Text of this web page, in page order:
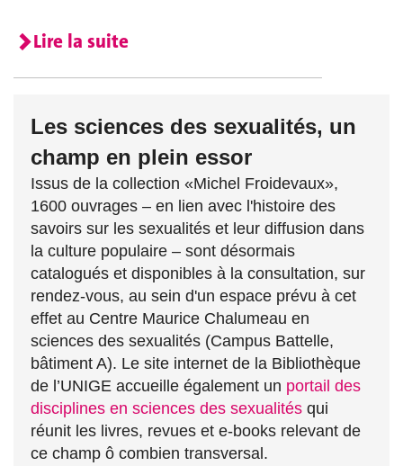
Lire la suite
Les sciences des sexualités, un
champ en plein essor
Issus de la collection «Michel Froidevaux»,
1600 ouvrages – en lien avec l'histoire des
savoirs sur les sexualités et leur diffusion dans
la culture populaire – sont désormais
catalogués et disponibles à la consultation, sur
rendez-vous, au sein d'un espace prévu à cet
effet au Centre Maurice Chalumeau en
sciences des sexualités (Campus Battelle,
bâtiment A). Le site internet de la Bibliothèque
de l’UNIGE accueille également un portail des
disciplines en sciences des sexualités qui
réunit les livres, revues et e-books relevant de
ce champ ô combien transversal.